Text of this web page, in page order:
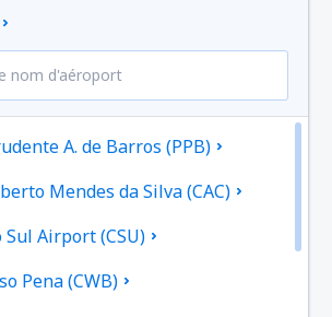
A. de Barros (PPB)
Mendes da Silva (CAC)
Sul Airport (CSU)
Pena (CWB)